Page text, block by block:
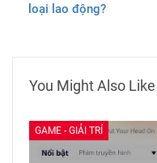
loại lao động?
You Might Also Like
GAME - GIẢI TRÍ